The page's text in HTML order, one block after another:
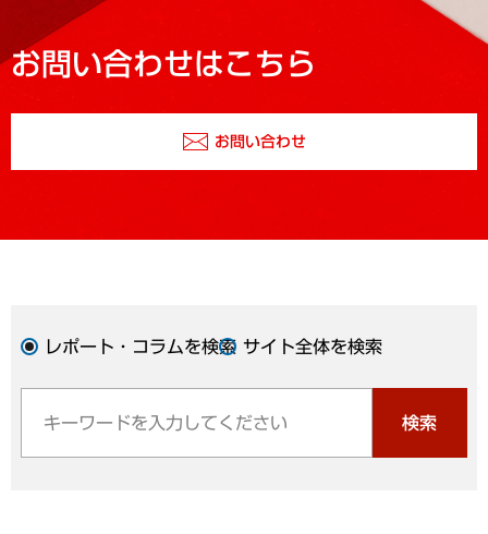
お問い合わせはこちら
お問い合わせ
レポート・コラムを検索 サイト全体を検索
検索